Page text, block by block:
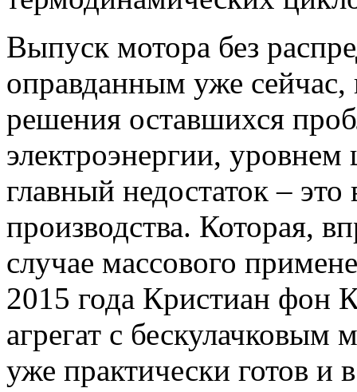
Выпуск мотора без
оправданным уже
решения оставшихся
электроэнергии,
главный недостаток –
производства. Которая,
случае массового
2015 года Кристиан фон
агрегат с бескулачковым
уже практически готов и